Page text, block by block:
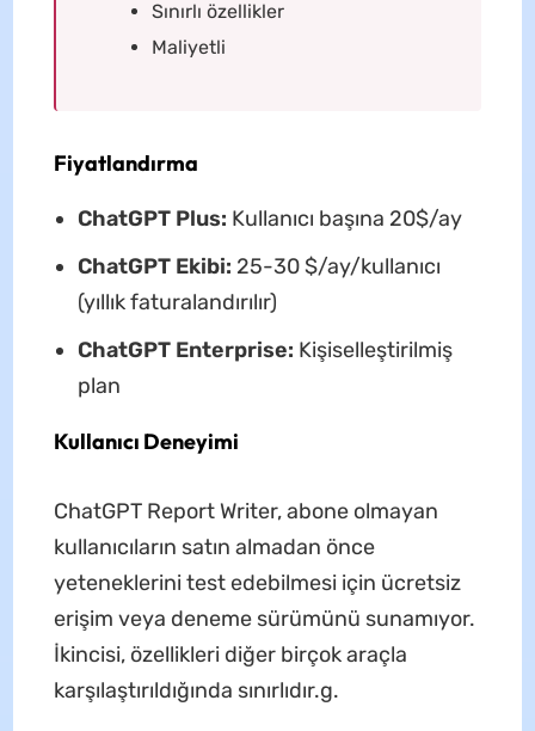
Sınırlı özellikler
Maliyetli
Fiyatlandırma
ChatGPT Plus: Kullanıcı başına 20$/ay
ChatGPT Ekibi: 25-30 $/ay/kullanıcı
(yıllık faturalandırılır)
ChatGPT Enterprise: Kişiselleştirilmiş
plan
Kullanıcı Deneyimi
ChatGPT Report Writer, abone olmayan
kullanıcıların satın almadan önce
yeteneklerini test edebilmesi için ücretsiz
erişim veya deneme sürümünü sunamıyor.
İkincisi, özellikleri diğer birçok araçla
karşılaştırıldığında sınırlıdır.g.